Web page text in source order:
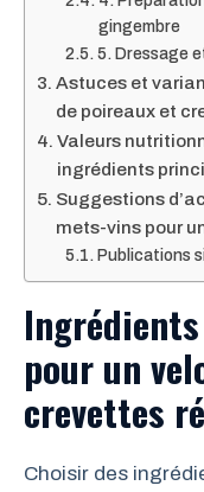
gingembre
5. Dressage
Astuces et
de poireaux et
Valeurs
ingrédients
Suggestions
mets-vins pour
Publications
pour un
crevettes
Choisir des